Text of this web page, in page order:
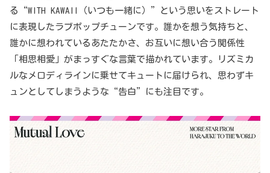
る“WITH KAWAII（いつも一緒に）”という思いをストレート
に表現したラブポップチューンです。誰かを想う気持ちと、
誰かに想われているあたたかさ、お互いに想い合う関係性
「相思相愛」がまっすぐな言葉で描かれています。リズミカ
ルなメロディラインに乗せてキュートに届けられ、思わずキ
ュンとしてしまうような“告白”にも注目です。